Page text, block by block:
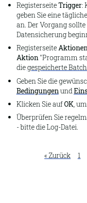
RegisterseiteTrigger:
geben Sie eine
an. Der Vorgang
Datensicherung
Registerseite
Aktion"Programm
diegespeicherte
Geben Sie die
Bedingungen und
Klicken Sie aufOK,
Überprüfen Sie
- bitte die Log-Datei.
« Zurück 1